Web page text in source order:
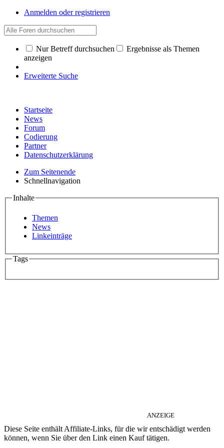
Anmelden oder registrieren
Nur Betreff durchsuchen
Ergebnisse als Themen
anzeigen
Erweiterte Suche
Startseite
News
Forum
Codierung
Partner
Datenschutzerklärung
Zum Seitenende
Schnellnavigation
Inhalte
Themen
News
Linkeinträge
Tags
ANZEIGE
Diese Seite enthält Affiliate-Links, für die wir entschädigt werden
können, wenn Sie über den Link einen Kauf tätigen.